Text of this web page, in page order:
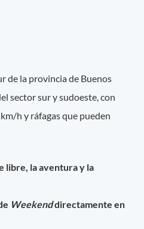
de la provincia de Buenos
sector sur y sudoeste, con
h y ráfagas que pueden
libre, la aventura y la
Weekenddirectamente en